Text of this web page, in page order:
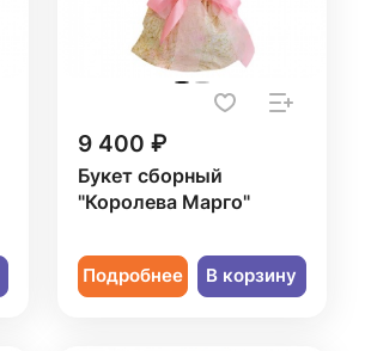
9 400 ₽
Букет сборный
"Королева Марго"
Подробнее В корзину